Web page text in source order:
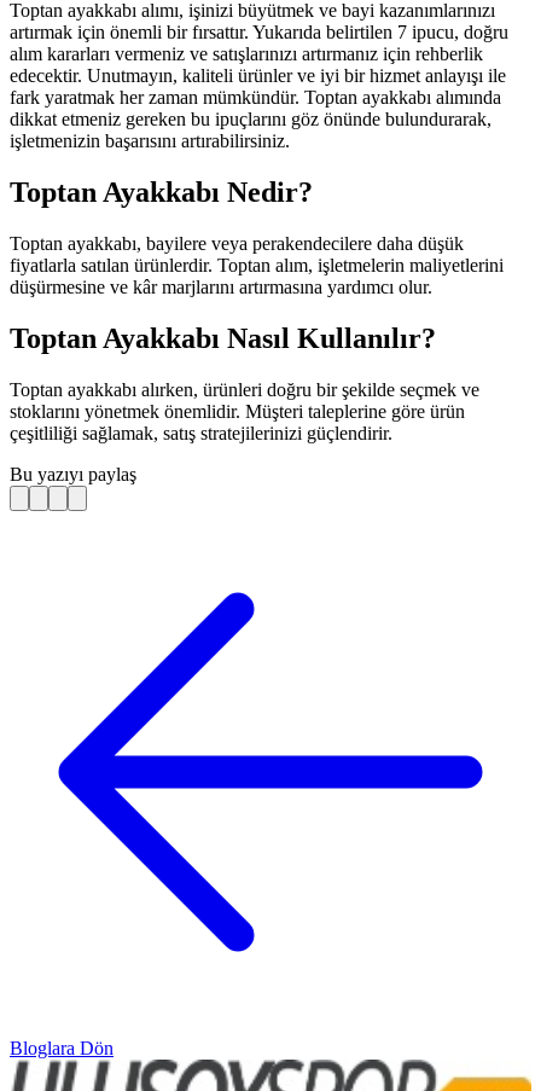
Toptan ayakkabı alımı, işinizi büyütmek ve bayi kazanımlarınızı
artırmak için önemli bir fırsattır. Yukarıda belirtilen 7 ipucu, doğru
alım kararları vermeniz ve satışlarınızı artırmanız için rehberlik
edecektir. Unutmayın, kaliteli ürünler ve iyi bir hizmet anlayışı ile
fark yaratmak her zaman mümkündür. Toptan ayakkabı alımında
dikkat etmeniz gereken bu ipuçlarını göz önünde bulundurarak,
işletmenizin başarısını artırabilirsiniz.
Toptan Ayakkabı Nedir?
Toptan ayakkabı, bayilere veya perakendecilere daha düşük
fiyatlarla satılan ürünlerdir. Toptan alım, işletmelerin maliyetlerini
düşürmesine ve kâr marjlarını artırmasına yardımcı olur.
Toptan Ayakkabı Nasıl Kullanılır?
Toptan ayakkabı alırken, ürünleri doğru bir şekilde seçmek ve
stoklarını yönetmek önemlidir. Müşteri taleplerine göre ürün
çeşitliliği sağlamak, satış stratejilerinizi güçlendirir.
Bu yazıyı paylaş
Bloglara Dön